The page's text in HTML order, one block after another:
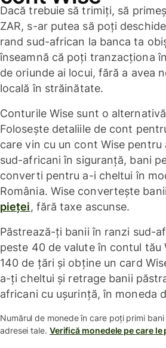
Dacă trebuie să trimiți, să
ZAR, s-ar putea să poți
rand sud-african la banca ta
înseamnă că poți tranzacționa
de oriunde ai locui, fără a avea
locală în străinătate.
Conturile Wise sunt o
Folosește detaliile de cont
care vin cu un cont Wise
sud-africani în siguranță, bani
converti pentru a-i cheltui în
România. Wise convertește
pieței, fără taxe ascunse.
Păstrează-ți banii în ranzi sud-
peste 40 de valute în contul tău
140 de țări și obține un card
a-ți cheltui și retrage banii
africani cu ușurință, în moneda
Numărul de monede în care poți primi
adresei tale. Verifică monedele pe care le